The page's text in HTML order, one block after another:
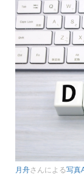
月舟さんによる写真